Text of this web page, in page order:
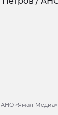
«Ямал-Медиа»